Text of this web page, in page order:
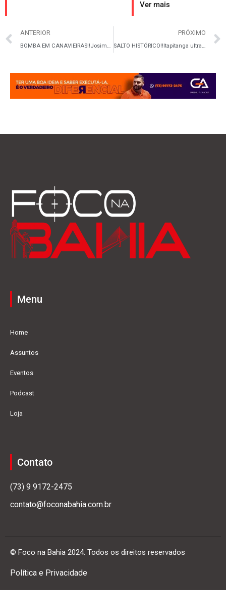
Ver mais
ANTERIOR
BOMBA EM CANAVIEIRAS‼️Josimar Capixaba questiona contratos e desafia gestão a explicar gastos milionários
PRÓXIMO
SALTO HISTÓRICO‼️Itapitanga ultrapassa meta e cresce na alfabetização de crianças
Menu
Home
Assuntos
Eventos
Podcast
Loja
Contato
(73) 9 9172-2475
contato@foconabahia.com.br
© Foco na Bahia 2024. Todos os direitos reservados
Política e Privacidade